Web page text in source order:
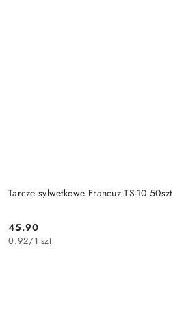
Tarcze sylwetkowe Francuz TS-10 50szt
Cena:
45.90
0.92/1 szt